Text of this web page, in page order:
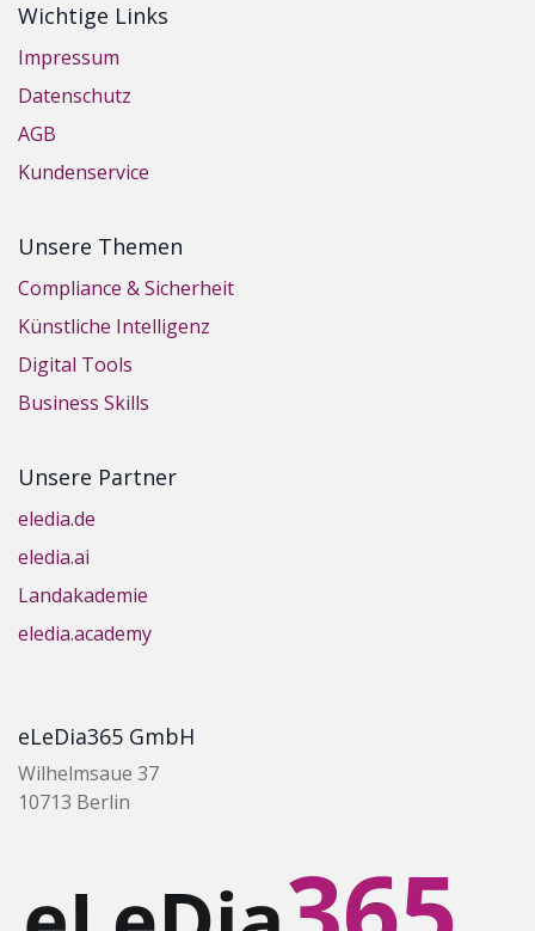
Wichtige Links
Impressum
Datenschutz
AGB
Kundenservice
Unsere Themen
Compliance & Sicherheit
Künstliche Intelligenz
Digital Tools
Business Skills
Unsere Partner
eledia.de
eledia.ai
Landakademie
eledia.academy
eLeDia365 GmbH
Wilhelmsaue 37
10713 Berlin